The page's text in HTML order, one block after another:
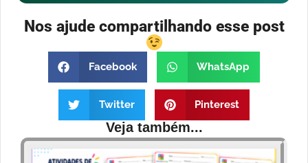
Nos ajude compartilhando esse post
Facebook WhatsApp
Twitter Pinterest
Veja também...